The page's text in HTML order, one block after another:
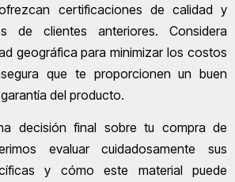
certificaciones de calidad y
de clientes anteriores. Considera
geográfica para minimizar los costos
que te proporcionen un buen
del producto.
decisión final sobre tu compra de
evaluar cuidadosamente sus
y cómo este material puede